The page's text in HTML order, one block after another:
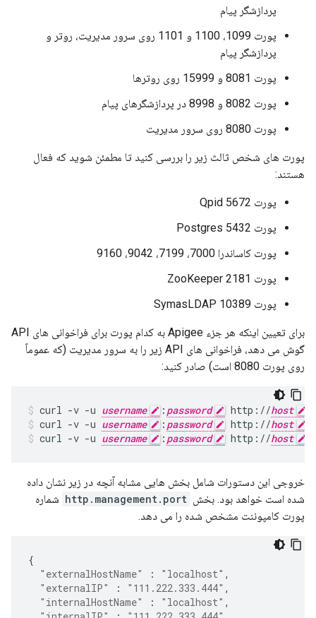
پردازشگر پیام
پورت 1099، 1100 و 1101 روی سرور مدیریت، روتر و
پردازشگر پیام
پورت 8081 و 15999 روی روترها
پورت 8082 و 8998 در پردازشگرهای پیام
پورت 8080 روی سرور مدیریت
پورت های شخص ثالث زیر را بررسی کنید تا مطمئن شوید که فعال
هستند:
پورت Qpid 5672
پورت Postgres 5432
پورت کاساندرا 7000، 7199، 9042، 9160
پورت ZooKeeper 2181
پورت SymasLDAP 10389
برای تعیین اینکه هر جزء Apigee به کدام پورت برای فراخوانی های API
گوش می دهد، فراخوانی های API زیر را به سرور مدیریت (که عموماً
روی پورت 8080 است) صادر کنید:
curl -v -u username : password http://host
curl -v -u username : password http://host
curl -v -u username : password http://host
خروجی این دستورات شامل بخش هایی مشابه آنچه در زیر نشان داده
شده است خواهد بود. بخش http.management.port شماره
پورت کامپوننت مشخص شده را می دهد.
{
"externalHostName"
: "localhost" ,
"externalIP"
: "111.222.333.444" ,
"internalHostName"
: "localhost" ,